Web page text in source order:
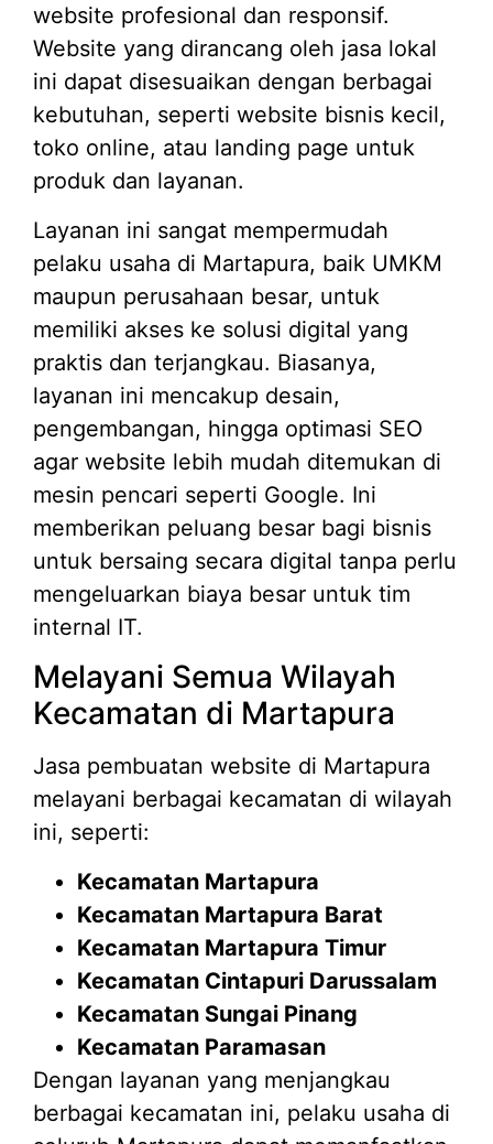
website profesional dan responsif.
Website yang dirancang oleh jasa lokal
ini dapat disesuaikan dengan berbagai
kebutuhan, seperti website bisnis kecil,
toko online, atau landing page untuk
produk dan layanan.
Layanan ini sangat mempermudah
pelaku usaha di Martapura, baik UMKM
maupun perusahaan besar, untuk
memiliki akses ke solusi digital yang
praktis dan terjangkau. Biasanya,
layanan ini mencakup desain,
pengembangan, hingga optimasi SEO
agar website lebih mudah ditemukan di
mesin pencari seperti Google. Ini
memberikan peluang besar bagi bisnis
untuk bersaing secara digital tanpa perlu
mengeluarkan biaya besar untuk tim
internal IT.
Melayani Semua Wilayah
Kecamatan di Martapura
Jasa pembuatan website di Martapura
melayani berbagai kecamatan di wilayah
ini, seperti:
Kecamatan Martapura
Kecamatan Martapura Barat
Kecamatan Martapura Timur
Kecamatan Cintapuri Darussalam
Kecamatan Sungai Pinang
Kecamatan Paramasan
Dengan layanan yang menjangkau
berbagai kecamatan ini, pelaku usaha di